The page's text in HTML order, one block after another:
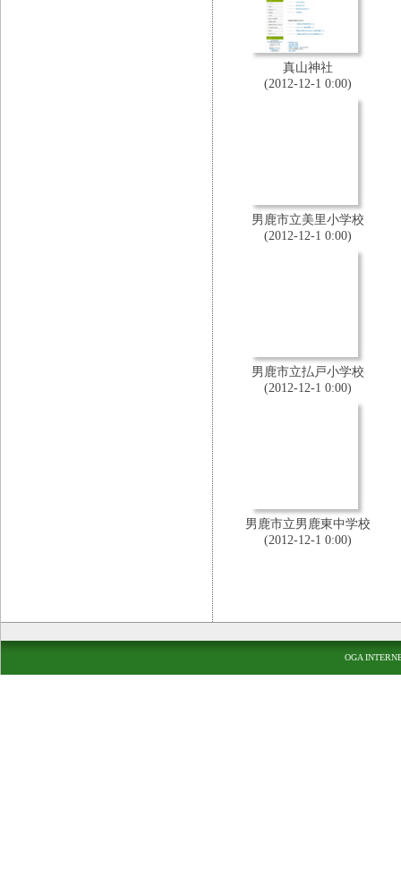
真山神社
(2012-12-1 0:00)
男鹿市立美里小学校
(2012-12-1 0:00)
男鹿市立払戸小学校
(2012-12-1 0:00)
男鹿市立男鹿東中学校
(2012-12-1 0:00)
OGA